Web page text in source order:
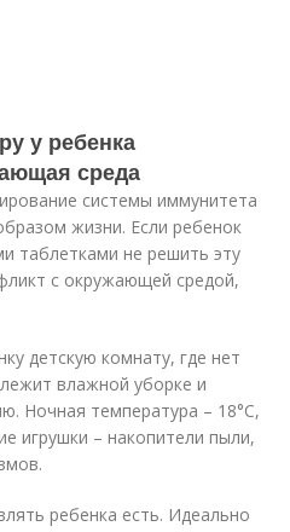
у ребенка
среда
системы иммунитета
жизни. Если ребенок
таблетками не решить эту
с окружающей средой,
детскую комнату, где нет
влажной уборке и
Ночная температура ­– 18°С,
игрушки – накопители пыли,
ребенка есть. Идеально